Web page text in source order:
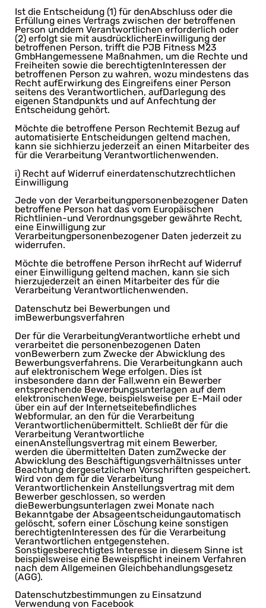
Ist die Entscheidung (1) für denAbschluss oder die
Erfüllung eines Vertrags zwischen der betroffenen
Person unddem Verantwortlichen erforderlich oder
(2) erfolgt sie mit ausdrücklicherEinwilligung der
betroffenen Person, trifft die PJB Fitness M23
GmbHangemessene Maßnahmen, um die Rechte und
Freiheiten sowie die berechtigtenInteressen der
betroffenen Person zu wahren, wozu mindestens das
Recht aufErwirkung des Eingreifens einer Person
seitens des Verantwortlichen, aufDarlegung des
eigenen Standpunkts und auf Anfechtung der
Entscheidung gehört.
Möchte die betroffene Person Rechtemit Bezug auf
automatisierte Entscheidungen geltend machen,
kann sie sichhierzu jederzeit an einen Mitarbeiter des
für die Verarbeitung Verantwortlichenwenden.
i) Recht auf Widerruf einerdatenschutzrechtlichen
Einwilligung
Jede von der Verarbeitungpersonenbezogener Daten
betroffene Person hat das vom Europäischen
Richtlinien-und Verordnungsgeber gewährte Recht,
eine Einwilligung zur
Verarbeitungpersonenbezogener Daten jederzeit zu
widerrufen.
Möchte die betroffene Person ihrRecht auf Widerruf
einer Einwilligung geltend machen, kann sie sich
hierzujederzeit an einen Mitarbeiter des für die
Verarbeitung Verantwortlichenwenden.
Datenschutz bei Bewerbungen und
imBewerbungsverfahren
Der für die VerarbeitungVerantwortliche erhebt und
verarbeitet die personenbezogenen Daten
vonBewerbern zum Zwecke der Abwicklung des
Bewerbungsverfahrens. Die Verarbeitungkann auch
auf elektronischem Wege erfolgen. Dies ist
insbesondere dann der Fall,wenn ein Bewerber
entsprechende Bewerbungsunterlagen auf dem
elektronischenWege, beispielsweise per E-Mail oder
über ein auf der Internetseitebefindliches
Webformular, an den für die Verarbeitung
Verantwortlichenübermittelt. Schließt der für die
Verarbeitung Verantwortliche
einenAnstellungsvertrag mit einem Bewerber,
werden die übermittelten Daten zumZwecke der
Abwicklung des Beschäftigungsverhältnisses unter
Beachtung dergesetzlichen Vorschriften gespeichert.
Wird von dem für die Verarbeitung
Verantwortlichenkein Anstellungsvertrag mit dem
Bewerber geschlossen, so werden
dieBewerbungsunterlagen zwei Monate nach
Bekanntgabe der Absageentscheidungautomatisch
gelöscht, sofern einer Löschung keine sonstigen
berechtigtenInteressen des für die Verarbeitung
Verantwortlichen entgegenstehen.
Sonstigesberechtigtes Interesse in diesem Sinne ist
beispielsweise eine Beweispflicht ineinem Verfahren
nach dem Allgemeinen Gleichbehandlungsgesetz
(AGG).
Datenschutzbestimmungen zu Einsatzund
Verwendung von Facebook